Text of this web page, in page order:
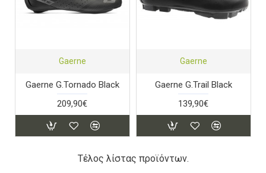
Gaerne
Gaerne G.Tornado Black
209,90€
Gaerne
Gaerne G.Trail Black
139,90€
Τέλος λίστας προϊόντων.